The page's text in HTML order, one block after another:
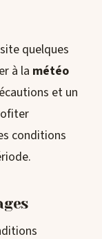
quelques
à la météo
et un
conditions